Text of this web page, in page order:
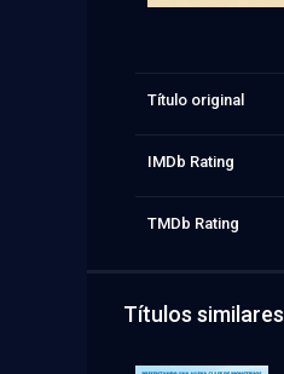
Título original
IMDb Rating
TMDb Rating
Títulos similares